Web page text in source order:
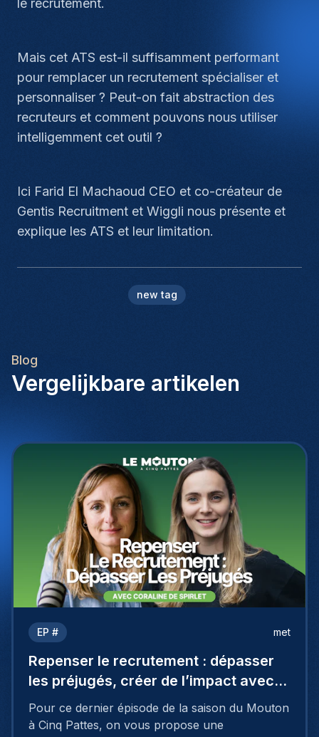
le recrutement.
Mais cet ATS est-il suffisamment performant
pour remplacer un recrutement spécialiser et
personnaliser ? Peut-on fait abstraction des
recruteurs et comment pouvons nous utiliser
intelligemment cet outil ?
Ici Farid El Machaoud CEO et co-créateur de
Gentis Recruitment et Wiggli nous présente et
explique les ATS et leur limitation.
new tag
Blog
Vergelijkbare artikelen
EP # met
Repenser le recrutement : dépasser
les préjugés, créer de l’impact avec
Coraline De Spirlet
Pour ce dernier épisode de la saison du Mouton
à Cinq Pattes, on vous propose une